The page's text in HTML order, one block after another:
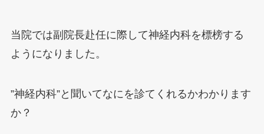
当院では副院長赴任に際して神経内科を標榜する
ようになりました。
”神経内科”と聞いてなにを診てくれるかわかります
か？